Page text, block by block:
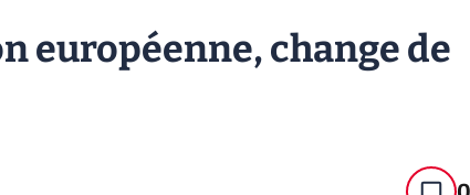
européenne, change de